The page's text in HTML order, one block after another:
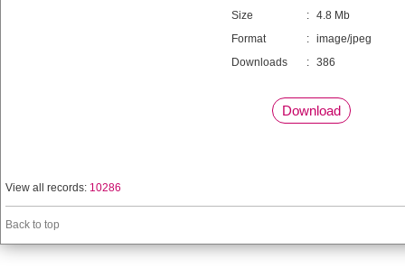
Size
: 4.8 Mb
Format
: image/jpeg
Downloads
: 386
Download
View all records: 10286
Back to top